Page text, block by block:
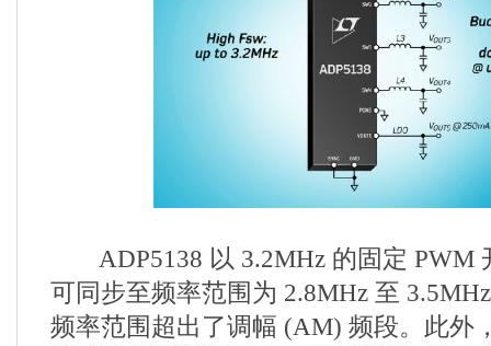
ADP5138 以 3.2MHz 的固定 PWM
可同步至频率范围为 2.8MHz 至
频率范围超出了调幅 (AM) 频段。此外